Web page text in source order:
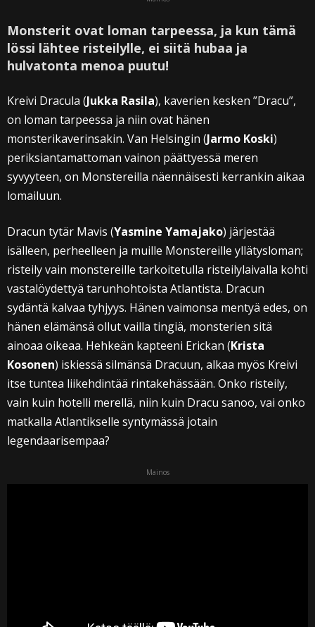
Monsterit ovat loman tarpeessa, ja kun tämä
lössi lähtee risteilylle, ei siitä hubaa ja
hulvatonta menoa puutu!
Kreivi Dracula (Jukka Rasila), kaverien kesken ”Dracu”,
on loman tarpeessa ja niin ovat hänen
monsterikaverinsakin. Van Helsingin (Jarmo Koski)
periksiantamattoman vainon päättyessä meren
syvyyteen, on Monstereilla näennäisesti kerrankin aikaa
lomailuun.
Dracun tytär Mavis (Yasmine Yamajako) järjestää
isälleen, perheelleen ja muille Monstereille yllätysloman;
risteily vain monstereille tarkoitetulla risteilylaivalla kohti
vastalöydettyä tarunhohtoista Atlantista. Dracun
sydäntä kalvaa tyhjyys. Hänen vaimonsa mentyä edes, on
hänen elämänsä ollut vailla tingiä, monsterien sitä
ainoaa oikeaa. Hehkeän kapteeni Erickan (Krista
Kosonen) iskiessä silmänsä Dracuun, alkaa myös Kreivi
itse tuntea liikehdintää rintakehässään. Onko risteily,
vain kuin hotelli merellä, niin kuin Dracu sanoo, vai onko
matkalla Atlantikselle syntymässä jotain
legendaarisempaa?
Mainos